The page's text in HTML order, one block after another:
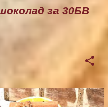
за 30БВ